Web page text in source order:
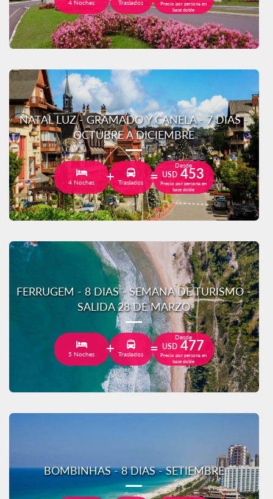
4 Noches Traslados
Precio por persona en
base doble
NATAL LUZ - GRAMADO Y CANELA - 7 DIAS -
OCTUBRE A DICIEMBRE
4 Noches Traslados
Desde
USD 453
Precio por persona en
base doble
FERRUGEM - 8 DIAS - SEMANA DE TURISMO -
SALIDA 28 DE MARZO
5 Noches Traslados
Desde
USD 477
Precio por persona en
base doble
BOMBINHAS - 8 DIAS - SETIEMBRE